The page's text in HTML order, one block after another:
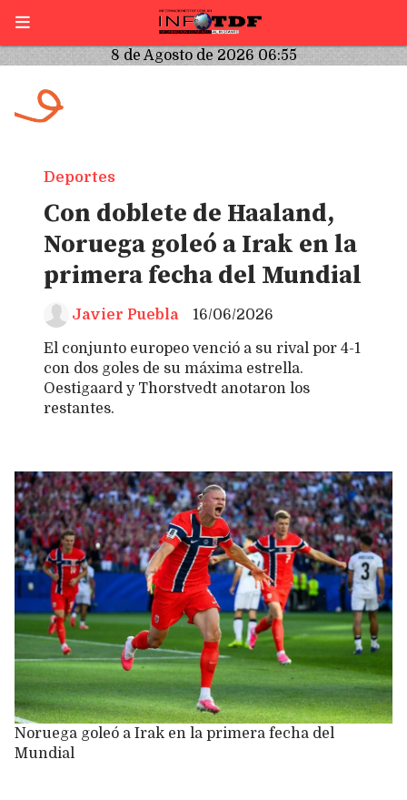
8 de Agosto de 2026 06:55
Con doblete de Haaland,
Noruega goleó a Irak en la
primera fecha del Mundial
El conjunto europeo venció a su rival por 4-1
con dos goles de su máxima estrella.
Oestigaard y Thorstvedt anotaron los
restantes.
Deportes
16/06/2026
Javier Puebla
Noruega goleó a Irak en la primera fecha del
Mundial